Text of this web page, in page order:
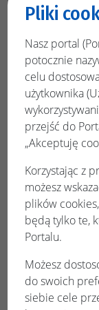
Tryb
Pliki
Nasz portal
potocznie
celu
użytkownika
przejść do
„Akceptuję
Korzystając z
możesz
plików
będą tylko te,
Portalu.
Możesz
do swoich
siebie cele